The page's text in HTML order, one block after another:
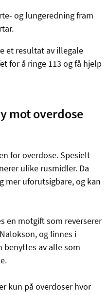
og lungeredning fram
et resultat av illegale
for å ringe 113 og få hjelp
mot overdose
for overdose. Spesielt
ulike rusmidler. Da
mer uforutsigbare, og kan
en motgift som reverserer
og finnes i
benyttes av alle som
kun på overdoser hvor